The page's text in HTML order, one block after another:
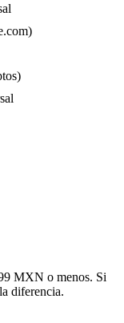
MXN o menos. Si
diferencia.